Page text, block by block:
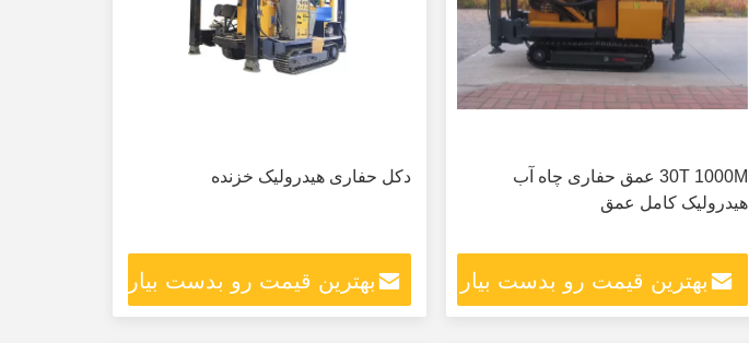
30T 1000M عمق حفاری چاه آب
هیدرولیک کامل عمق
بهترین قیمت رو بدست بیار
دکل حفاری هیدرولیک خزنده
بهترین قیمت رو بدست بیار